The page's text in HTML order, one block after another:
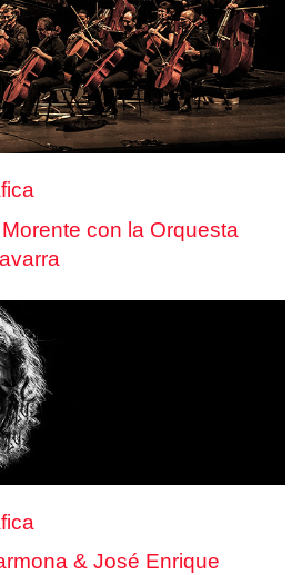
con la Orquesta
& José Enrique